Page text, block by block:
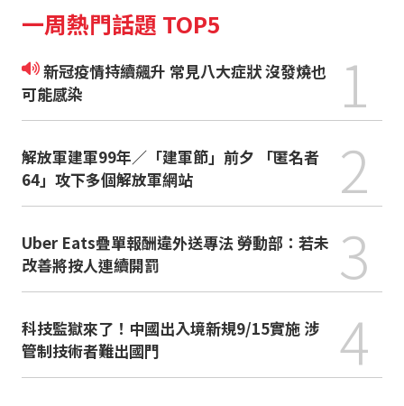
一周熱門話題 TOP5
新冠疫情持續飆升 常見八大症狀 沒發燒也
可能感染
1
解放軍建軍99年／「建軍節」前夕 「匿名者
64」攻下多個解放軍網站
2
Uber Eats疊單報酬違外送專法 勞動部：若未
改善將按人連續開罰
3
科技監獄來了！中國出入境新規9/15實施 涉
管制技術者難出國門
4